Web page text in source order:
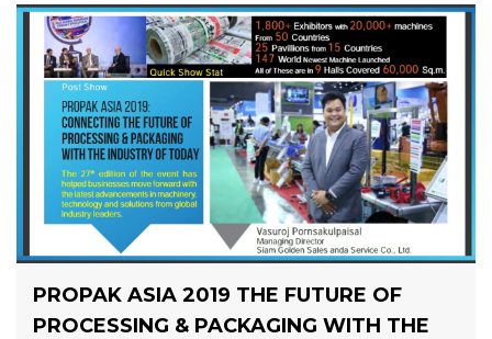
10/08/2019
PROPAK ASIA 2019 THE FUTURE OF
PROCESSING & PACKAGING WITH THE